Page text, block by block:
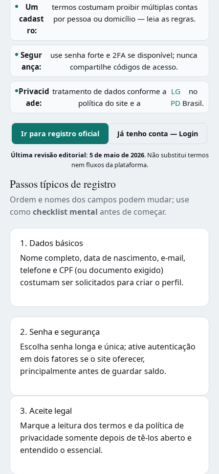
Um
cadast
ro:
termos costumam proibir múltiplas contas
por pessoa ou domicílio — leia as regras.
Segur
ança:
use senha forte e 2FA se disponível; nunca
compartilhe códigos de acesso.
Privacid
ade:
tratamento de dados conforme a
política do site e a
LG
PD
no
Brasil.
Ir para registro oficial Já tenho conta — Login
Última revisão editorial: 5 de maio de 2026. Não substitui termos
nem fluxos da plataforma.
Passos típicos de registro
Ordem e nomes dos campos podem mudar; use
como checklist mental antes de começar.
1. Dados básicos
Nome completo, data de nascimento, e-mail,
telefone e CPF (ou documento exigido)
costumam ser solicitados para criar o perfil.
2. Senha e segurança
Escolha senha longa e única; ative autenticação
em dois fatores se o site oferecer,
principalmente antes de guardar saldo.
3. Aceite legal
Marque a leitura dos termos e da política de
privacidade somente depois de tê-los aberto e
entendido o essencial.